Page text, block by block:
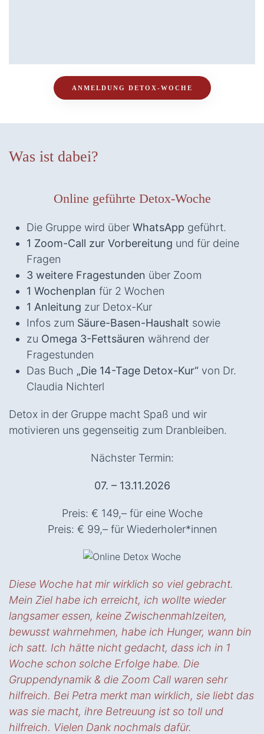
ANMELDUNG DETOX-WOCHE
Was ist dabei?
Online geführte Detox-Woche
Die Gruppe wird über WhatsApp geführt.
1 Zoom-Call zur Vorbereitung und für deine
Fragen
3 weitere Fragestunden über Zoom
1 Wochenplan für 2 Wochen
1 Anleitung zur Detox-Kur
Infos zum Säure-Basen-Haushalt sowie
zu Omega 3-Fettsäuren während der
Fragestunden
Das Buch „Die 14-Tage Detox-Kur“ von Dr.
Claudia Nichterl
Detox in der Gruppe macht Spaß und wir
motivieren uns gegenseitig zum Dranbleiben.
Nächster Termin:
07. – 13.11.2026
Preis: € 149,– für eine Woche
Preis: € 99,– für Wiederholer*innen
Diese Woche hat mir wirklich so viel gebracht.
Mein Ziel habe ich erreicht, ich wollte wieder
langsamer essen, keine Zwischenmahlzeiten,
bewusst wahrnehmen, habe ich Hunger, wann bin
ich satt. Ich hätte nicht gedacht, dass ich in 1
Woche schon solche Erfolge habe. Die
Gruppendynamik & die Zoom Call waren sehr
hilfreich. Bei Petra merkt man wirklich, sie liebt das
was sie macht, ihre Betreuung ist so toll und
hilfreich. Vielen Dank nochmals dafür.